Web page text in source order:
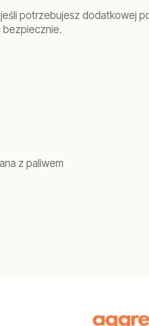
potrzebujesz dodatkowej
bezpiecznie.
z paliwem